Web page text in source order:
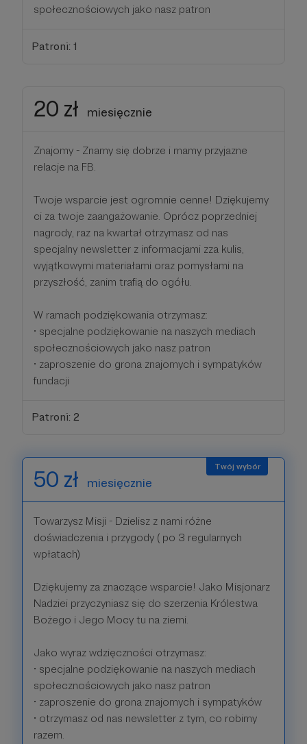
społecznościowych jako nasz patron
Patroni: 1
20 zł miesięcznie
Znajomy - Znamy się dobrze i mamy przyjazne
relacje na FB.
Twoje wsparcie jest ogromnie cenne! Dziękujemy
ci za twoje zaangażowanie. Oprócz poprzedniej
nagrody, raz na kwartał otrzymasz od nas
specjalny newsletter z informacjami zza kulis,
wyjątkowymi materiałami oraz pomysłami na
przyszłość, zanim trafią do ogółu.
W ramach podziękowania otrzymasz:
• specjalne podziękowanie na naszych mediach
społecznościowych jako nasz patron
• zaproszenie do grona znajomych i sympatyków
fundacji
Patroni: 2
50 zł miesięcznie
Towarzysz Misji - Dzielisz z nami różne
doświadczenia i przygody ( po 3 regularnych
wpłatach)
Dziękujemy za znaczące wsparcie! Jako Misjonarz
Nadziei przyczyniasz się do szerzenia Królestwa
Bożego i Jego Mocy tu na ziemi.
Jako wyraz wdzięczności otrzymasz:
• specjalne podziękowanie na naszych mediach
społecznościowych jako nasz patron
• zaproszenie do grona znajomych i sympatyków
• otrzymasz od nas newsletter z tym, co robimy
razem.